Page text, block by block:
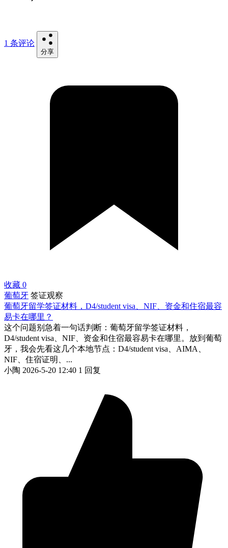
1 条评论
分享
收藏 0
葡萄牙 签证观察
葡萄牙留学签证材料，D4/student visa、NIF、资金和住宿最容
易卡在哪里？
这个问题别急着一句话判断：葡萄牙留学签证材料，
D4/student visa、NIF、资金和住宿最容易卡在哪里。放到葡萄
牙，我会先看这几个本地节点：D4/student visa、AIMA、
NIF、住宿证明、...
小陶 2026-5-20 12:40 1 回复